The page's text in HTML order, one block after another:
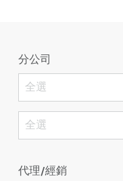
分公司
全選
全選
代理/經銷